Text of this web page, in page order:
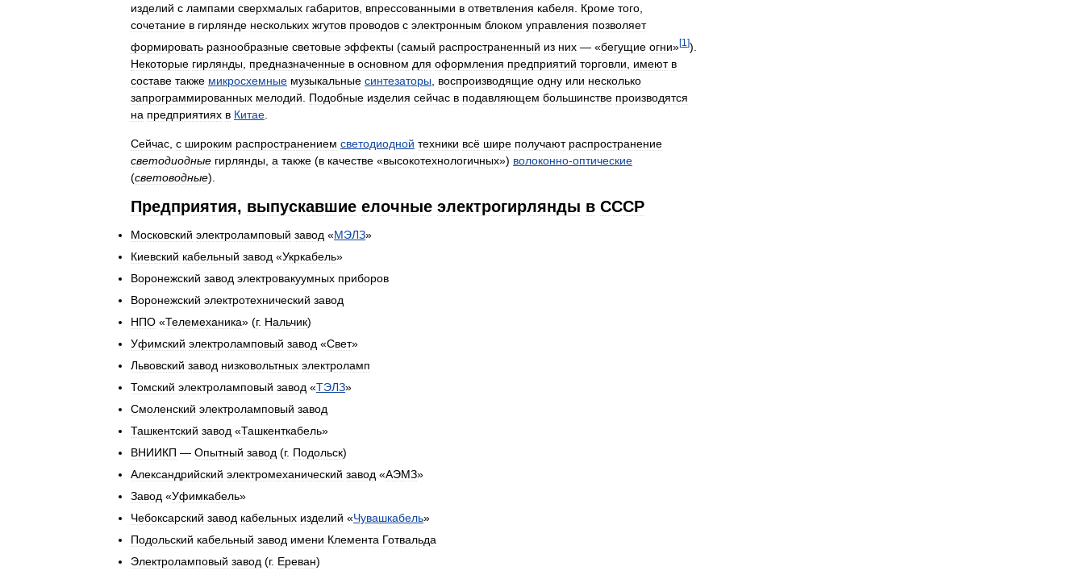
изделий с лампами сверхмалых габаритов впрессованными в ответвления кабеля Кроме того
сочетание в гирлянде нескольких жгутов проводов с электронным блоком управления позволяет
формировать разнообразные световые эффекты (самый распространенный из них — «бегущие огни»[1 ]).
Некоторые гирлянды предназначенные в основном для оформления предприятий торговли имеют в
составе также микросхемные музыкальные синтезаторы воспроизводящие одну или несколько
запрограммированных мелодий Подобные изделия сейчас в подавляющем большинстве производятся
на предприятиях в Китае
Сейчас с широким распространением светодиодной техники всё шире получают распространение
светодиодные гирлянды а также (в качестве «высокотехнологичных») волоконно-оптические
(световодные).
Предприятия, выпускавшие елочные электрогирлянды в СССР
Московский электроламповый завод «МЭЛЗ»
Киевский кабельный завод «Укркабель»
Воронежский завод электровакуумных приборов
Воронежский электротехнический завод
НПО «Телемеханика» (г. Нальчик)
Уфимский электроламповый завод «Свет»
Львовский завод низковольтных электроламп
Томский электроламповый завод «ТЭЛЗ»
Смоленский электроламповый завод
Ташкентский завод «Ташкенткабель»
ВНИИКП — Опытный завод (г. Подольск)
Александрийский электромеханический завод «АЭМЗ»
Завод «Уфимкабель»
Чебоксарский завод кабельных изделий «Чувашкабель»
Подольский кабельный завод имени Клемента Готвальда
Электроламповый завод (г. Ереван)